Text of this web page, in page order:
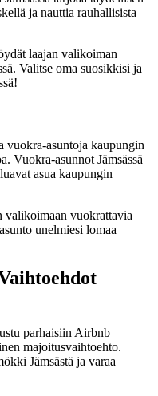
ja nauttia rauhallisista
laajan valikoiman
Valitse oma suosikkisi ja
vuokra-asuntoja kaupungin
Vuokra-asunnot Jämsässä
asua kaupungin
valikoimaan vuokrattavia
unelmiesi lomaa
parhaisiin Airbnb
majoitusvaihtoehto.
Jämsästä ja varaa